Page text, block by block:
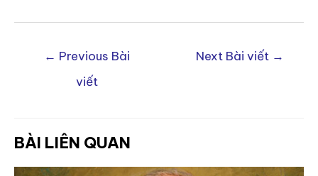
← Previous Bài
viết
Next Bài viết →
BÀI LIÊN QUAN